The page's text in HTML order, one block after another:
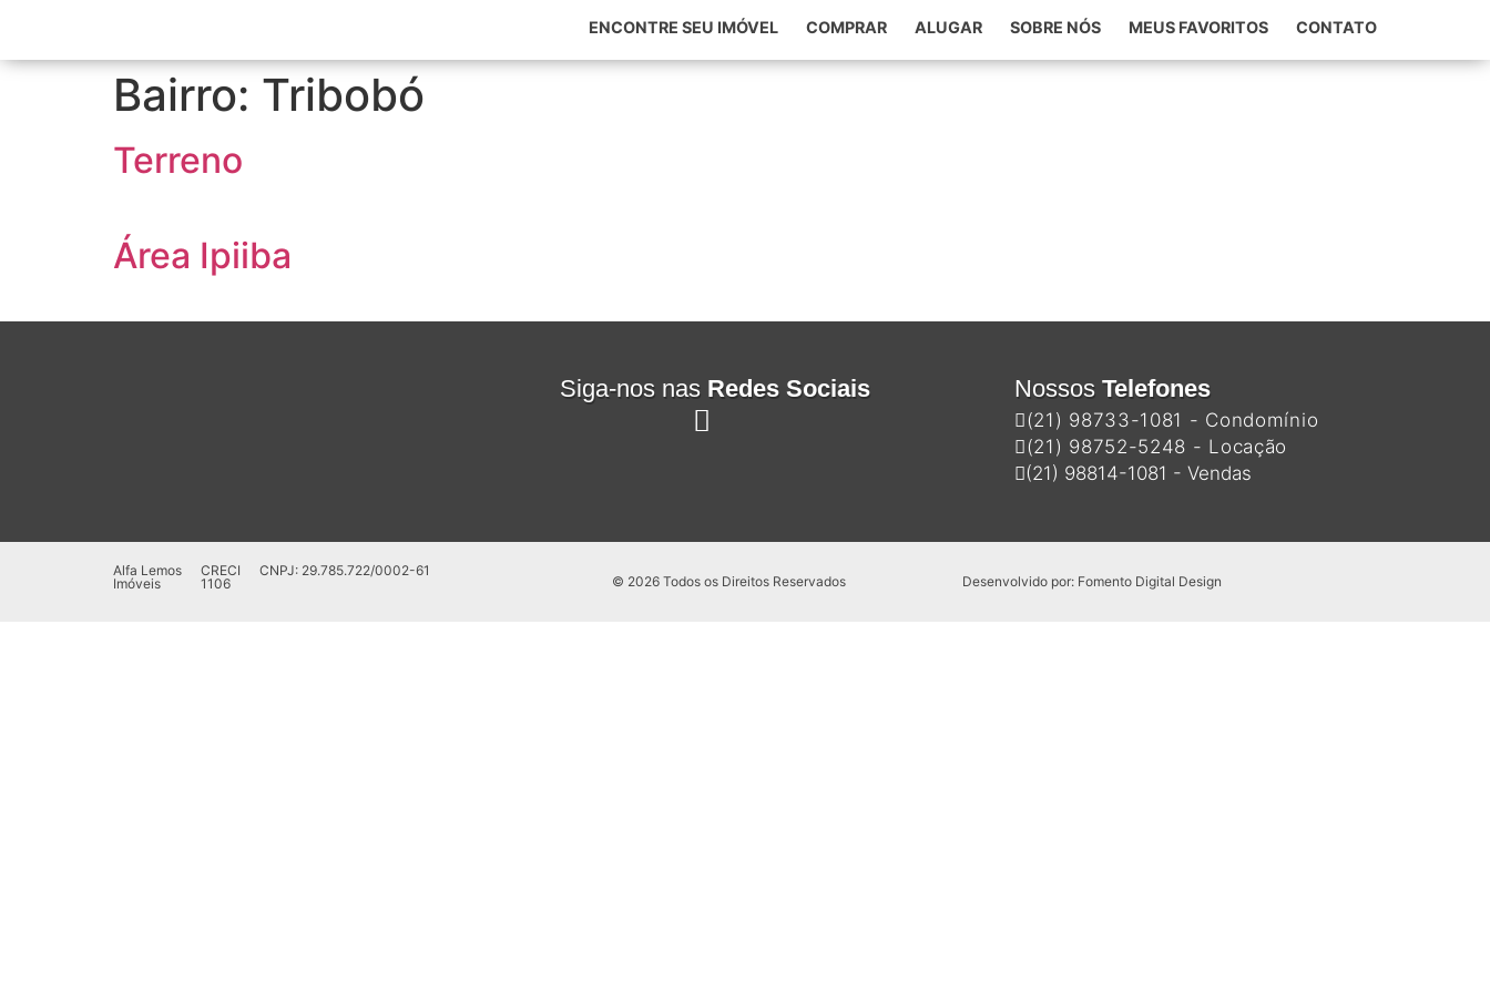
ENCONTRE SEU IMÓVEL COMPRAR ALUGAR SOBRE NÓS MEUS FAVORITOS CONTATO
Bairro: Tribobó
Terreno
Área Ipiiba
Siga-nos nas Redes Sociais Nossos Telefones
(21) 98733-1081 - Condomínio
(21) 98752-5248 - Locação
(21) 98814-1081 - Vendas
Alfa Lemos
Imóveis
CRECI
1106
CNPJ: 29.785.722/0002-61
© 2026 Todos os Direitos Reservados Desenvolvido por: Fomento Digital Design